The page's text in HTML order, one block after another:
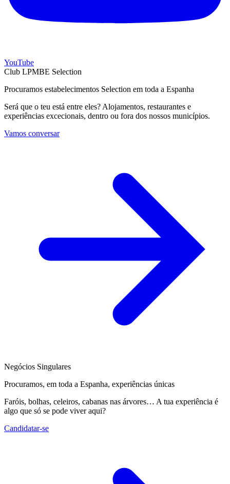
YouTube
Club LPMBE Selection
Procuramos estabelecimentos Selection em toda a Espanha
Será que o teu está entre eles? Alojamentos, restaurantes e
experiências excecionais, dentro ou fora dos nossos municípios.
Vamos conversar
Negócios Singulares
Procuramos, em toda a Espanha, experiências únicas
Faróis, bolhas, celeiros, cabanas nas árvores… A tua experiência é
algo que só se pode viver aqui?
Candidatar-se